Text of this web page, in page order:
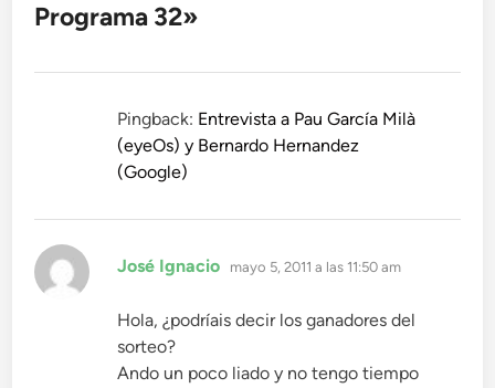
Programa 32»
Pingback: Entrevista a Pau García Milà
(eyeOs) y Bernardo Hernandez
(Google)
José Ignacio dice:
mayo 5, 2011 a las 11:50 am
Hola, ¿podríais decir los ganadores del
sorteo?
Ando un poco liado y no tengo tiempo